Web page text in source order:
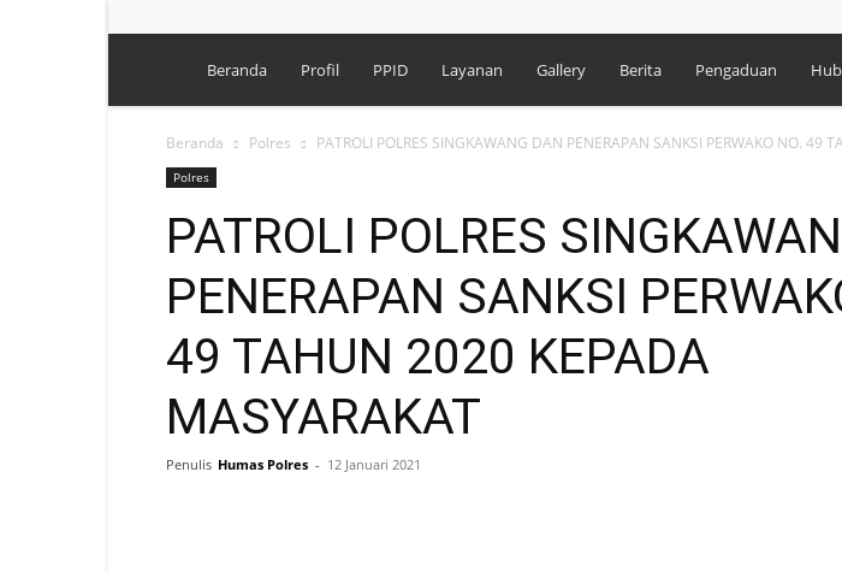
Polres
Singkawang
Beranda Profil PPID Layanan Gallery Berita Pengaduan
Beranda Polres PATROLI POLRES SINGKAWANG DAN PENERAPAN SANKSI PERWAKO NO. 49
Polres
PATROLI POLRES
PENERAPAN SANKSI
49 TAHUN 2020 KEPADA
MASYARAKAT
Penulis Humas Polres - 12 Januari 2021